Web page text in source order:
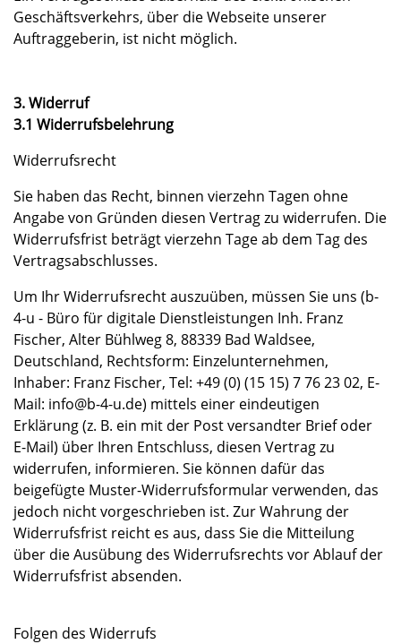
Geschäftsverkehrs, über die Webseite unserer
Auftraggeberin, ist nicht möglich.
3. Widerruf
3.1 Widerrufsbelehrung
Widerrufsrecht
Sie haben das Recht, binnen vierzehn Tagen ohne
Angabe von Gründen diesen Vertrag zu widerrufen. Die
Widerrufsfrist beträgt vierzehn Tage ab dem Tag des
Vertragsabschlusses.
Um Ihr Widerrufsrecht auszuüben, müssen Sie uns (b-
4-u - Büro für digitale Dienstleistungen Inh. Franz
Fischer, Alter Bühlweg 8, 88339 Bad Waldsee,
Deutschland, Rechtsform: Einzelunternehmen,
Inhaber: Franz Fischer, Tel: +49 (0) (15 15) 7 76 23 02, E-
Mail: info@b-4-u.de) mittels einer eindeutigen
Erklärung (z. B. ein mit der Post versandter Brief oder
E-Mail) über Ihren Entschluss, diesen Vertrag zu
widerrufen, informieren. Sie können dafür das
beigefügte Muster-Widerrufsformular verwenden, das
jedoch nicht vorgeschrieben ist. Zur Wahrung der
Widerrufsfrist reicht es aus, dass Sie die Mitteilung
über die Ausübung des Widerrufsrechts vor Ablauf der
Widerrufsfrist absenden.
Folgen des Widerrufs